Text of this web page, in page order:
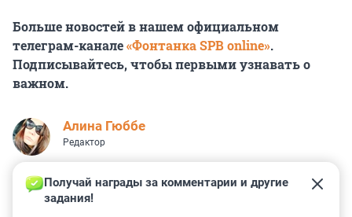
Больше новостей в нашем официальном
телеграм-канале«Фонтанка SPB online».
Подписывайтесь, чтобы первыми узнавать о
важном.
Алина Гюббе
Редактор
Получай награды за комментарии и другие
задания!